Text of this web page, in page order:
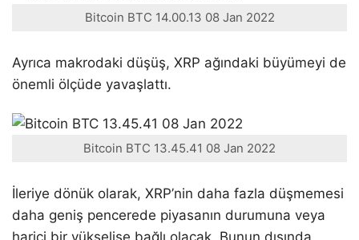
Bitcoin BTC 14.00.13 08 Jan 2022
Ayrıca makrodaki düşüş, XRP ağındaki büyümeyi de
önemli ölçüde yavaşlattı.
Bitcoin BTC 13.45.41 08 Jan 2022
İleriye dönük olarak, XRP’nin daha fazla düşmemesi
daha geniş pencerede piyasanın durumuna veya
harici bir yükselişe bağlı olacak. Bunun dışında